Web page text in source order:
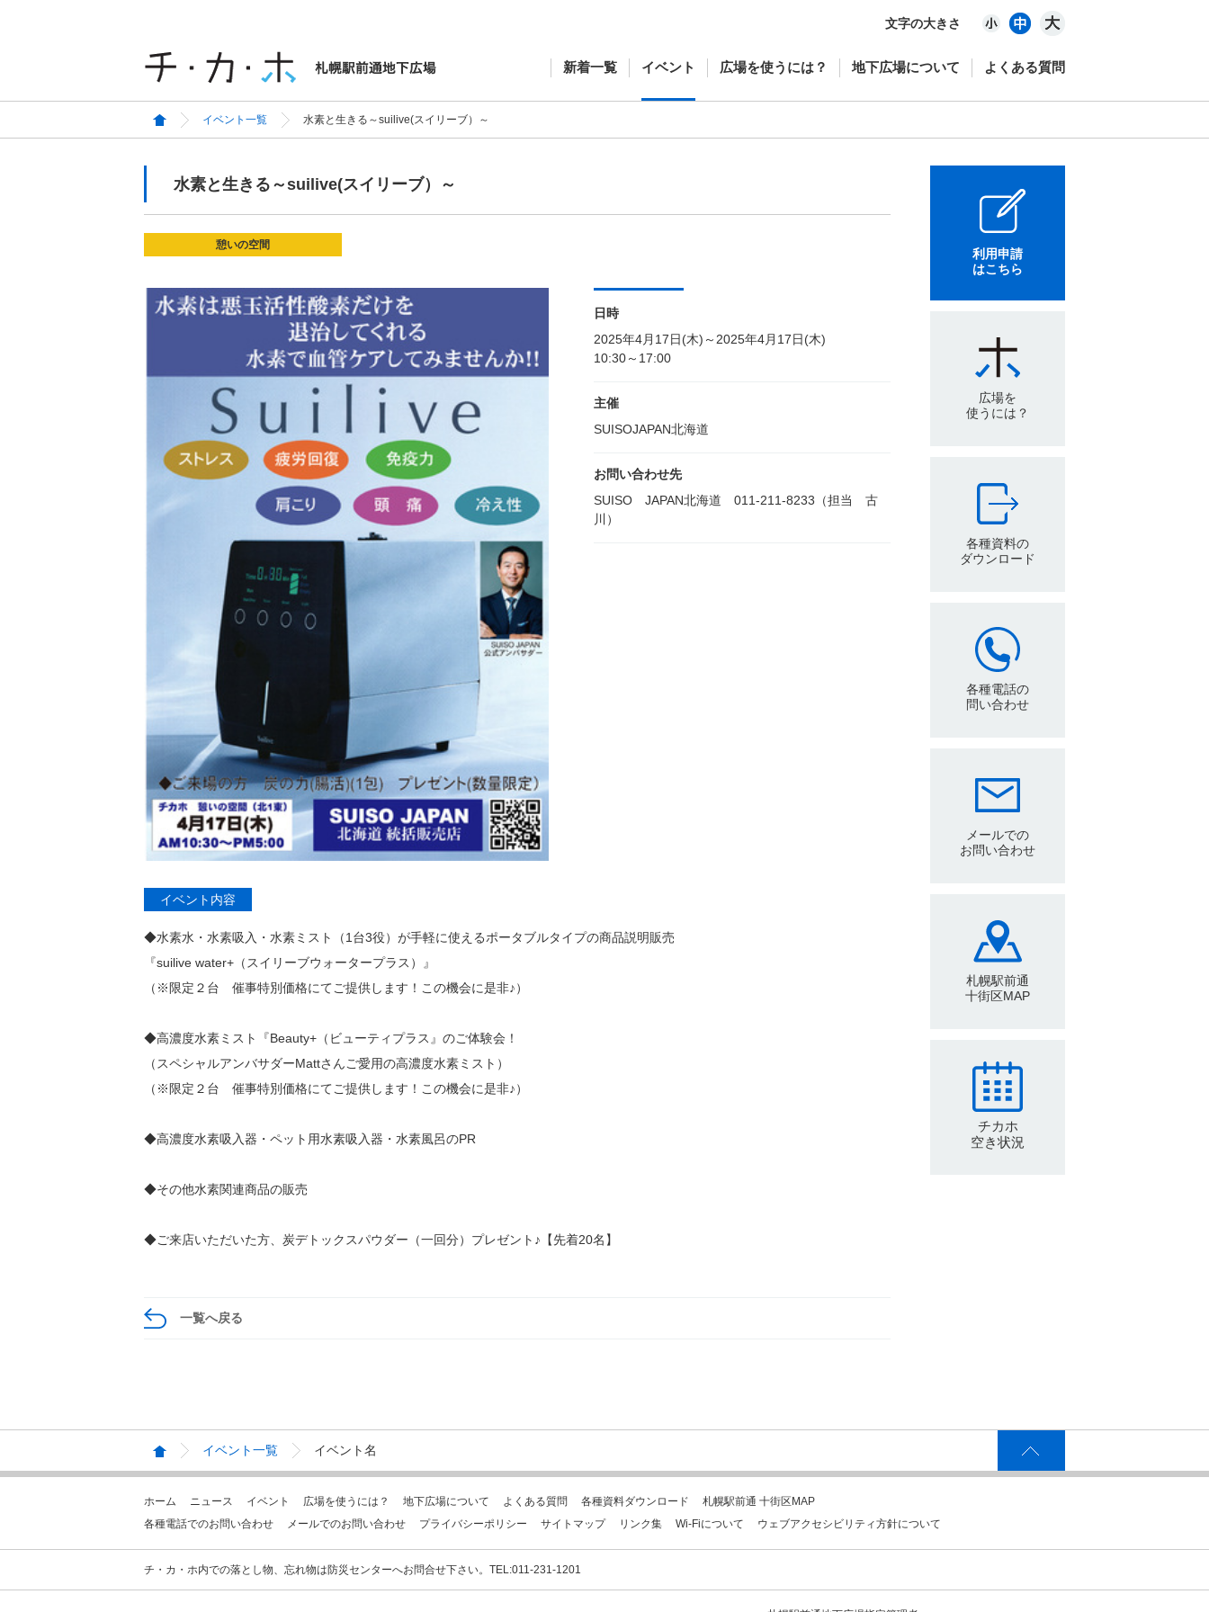
文字の大きさ
新着一覧 イベント 広場を使うには？ 地下広場について よくある質問
イベント一覧 水素と生きる～suilive(スイリーブ）～
水素と生きる～suilive(スイリーブ）～
憩いの空間
日時
2025年4月17日(木)～2025年4月17日(木)
10:30～17:00
主催
SUISOJAPAN北海道
お問い合わせ先
SUISO JAPAN北海道 011-211-8233（担当 古
川）
イベント内容
◆水素水・水素吸入・水素ミスト（1台3役）が手軽に使えるポータブルタイプの商品説明販売
『suilive water+（スイリーブウォータープラス）』
（※限定２台 催事特別価格にてご提供します！この機会に是非♪）
◆高濃度水素ミスト『Beauty+（ビューティプラス』のご体験会！
（スペシャルアンバサダーMattさんご愛用の高濃度水素ミスト）
（※限定２台 催事特別価格にてご提供します！この機会に是非♪）
◆高濃度水素吸入器・ペット用水素吸入器・水素風呂のPR
◆その他水素関連商品の販売
◆ご来店いただいた方、炭デトックスパウダー（一回分）プレゼント♪【先着20名】
一覧へ戻る
利用申請
はこちら
広場を
使うには？
各種資料の
ダウンロード
各種電話の
問い合わせ
メールでの
お問い合わせ
札幌駅前通
十街区MAP
チカホ
空き状況
イベント一覧 イベント名
ホーム ニュース イベント 広場を使うには？ 地下広場について よくある質問 各種資料ダウンロード
札幌駅前通 十街区MAP
各種電話でのお問い合わせ
メールでのお問い合わせ プライバシーポリシー サイトマップ リンク集 Wi-Fiについて ウェブアクセシビリティ方針について
チ・カ・ホ内での落とし物、忘れ物は防災センターへお問合せ下さい。TEL:011-231-1201